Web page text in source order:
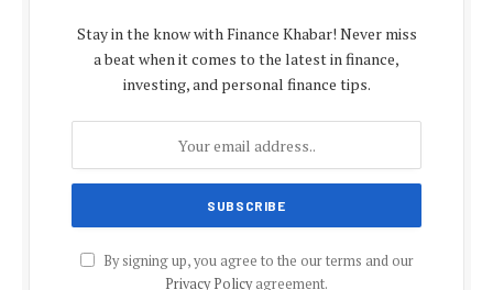
Stay in the know with Finance Khabar! Never miss
a beat when it comes to the latest in finance,
investing, and personal finance tips.
By signing up, you agree to the our terms and our
Privacy Policyagreement.